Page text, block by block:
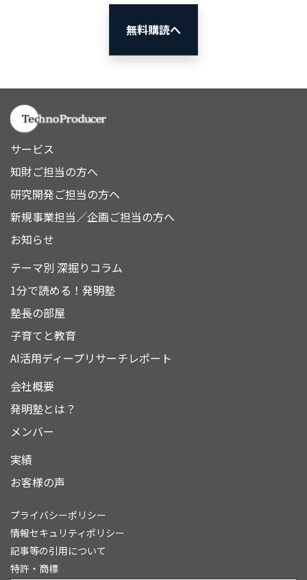
無料購読へ
サービス
知財ご担当の方へ
研究開発ご担当の方へ
新規事業担当／企画ご担当の方へ
お知らせ
テーマ別 深掘りコラム
1分で読める！発明塾
塾長の部屋
子育てと教育
AI活用ディープリサーチレポート
会社概要
発明塾とは？
メンバー
実績
お客様の声
プライバシーポリシー
情報セキュリティポリシー
記事等の引用について
特許・商標